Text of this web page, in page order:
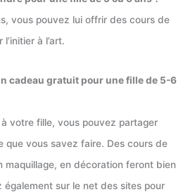
vous pouvez lui offrir des cours de
à l’art.
cadeau gratuit pour une fille de 5-6
votre fille, vous pouvez partager
que vous savez faire. Des cours de
maquillage, en décoration feront bien
également sur le net des sites pour